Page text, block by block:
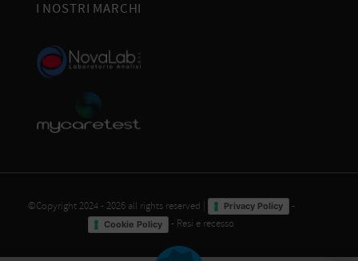
I NOSTRI MARCHI
©Copyright 2024 - 2026 all rights reserved | Privacy Policy -
Cookie Policy - Resi e recesso